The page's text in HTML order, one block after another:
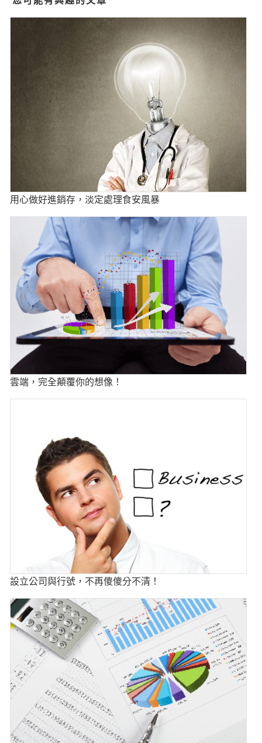
用心做好進銷存，淡定處理食安風暴
雲端，完全顛覆你的想像！
設立公司與行號，不再傻傻分不清！